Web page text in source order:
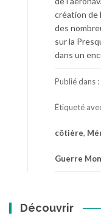
création de
des
sur la
dans un
Publié dans :
Étiqueté
côtière,
Guerre
Découvrir